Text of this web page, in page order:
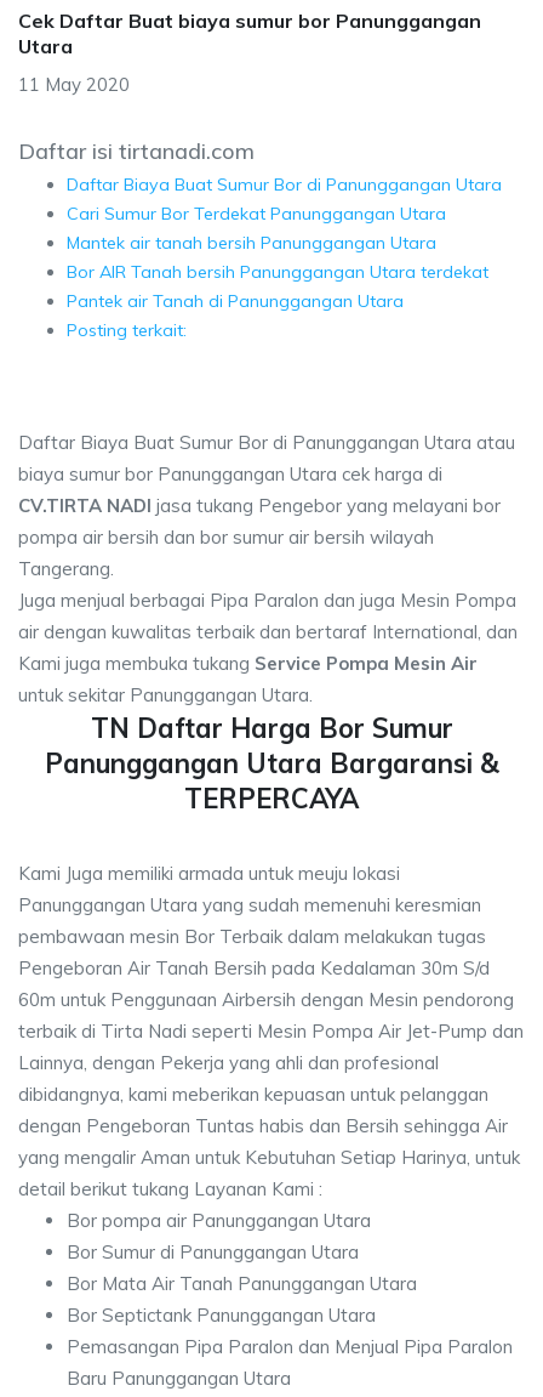
Cek Daftar Buat biaya sumur bor Panunggangan
Utara
11 May 2020
Daftar isi tirtanadi.com
Daftar Biaya Buat Sumur Bor di Panunggangan Utara
Cari Sumur Bor Terdekat Panunggangan Utara
Mantek air tanah bersih Panunggangan Utara
Bor AIR Tanah bersih Panunggangan Utara terdekat
Pantek air Tanah di Panunggangan Utara
Posting terkait:
Daftar Biaya Buat Sumur Bor di Panunggangan Utara atau
biaya sumur bor Panunggangan Utara cek harga di
CV.TIRTA NADI jasa tukang Pengebor yang melayani bor
pompa air bersih dan bor sumur air bersih wilayah
Tangerang.
Juga menjual berbagai Pipa Paralon dan juga Mesin Pompa
air dengan kuwalitas terbaik dan bertaraf International, dan
Kami juga membuka tukang Service Pompa Mesin Air
untuk sekitar Panunggangan Utara.
TN Daftar Harga Bor Sumur
Panunggangan Utara Bargaransi &
TERPERCAYA
Kami Juga memiliki armada untuk meuju lokasi
Panunggangan Utara yang sudah memenuhi keresmian
pembawaan mesin Bor Terbaik dalam melakukan tugas
Pengeboran Air Tanah Bersih pada Kedalaman 30m S/d
60m untuk Penggunaan Airbersih dengan Mesin pendorong
terbaik di Tirta Nadi seperti Mesin Pompa Air Jet-Pump dan
Lainnya, dengan Pekerja yang ahli dan profesional
dibidangnya, kami meberikan kepuasan untuk pelanggan
dengan Pengeboran Tuntas habis dan Bersih sehingga Air
yang mengalir Aman untuk Kebutuhan Setiap Harinya, untuk
detail berikut tukang Layanan Kami :
Bor pompa air Panunggangan Utara
Bor Sumur di Panunggangan Utara
Bor Mata Air Tanah Panunggangan Utara
Bor Septictank Panunggangan Utara
Pemasangan Pipa Paralon dan Menjual Pipa Paralon
Baru Panunggangan Utara